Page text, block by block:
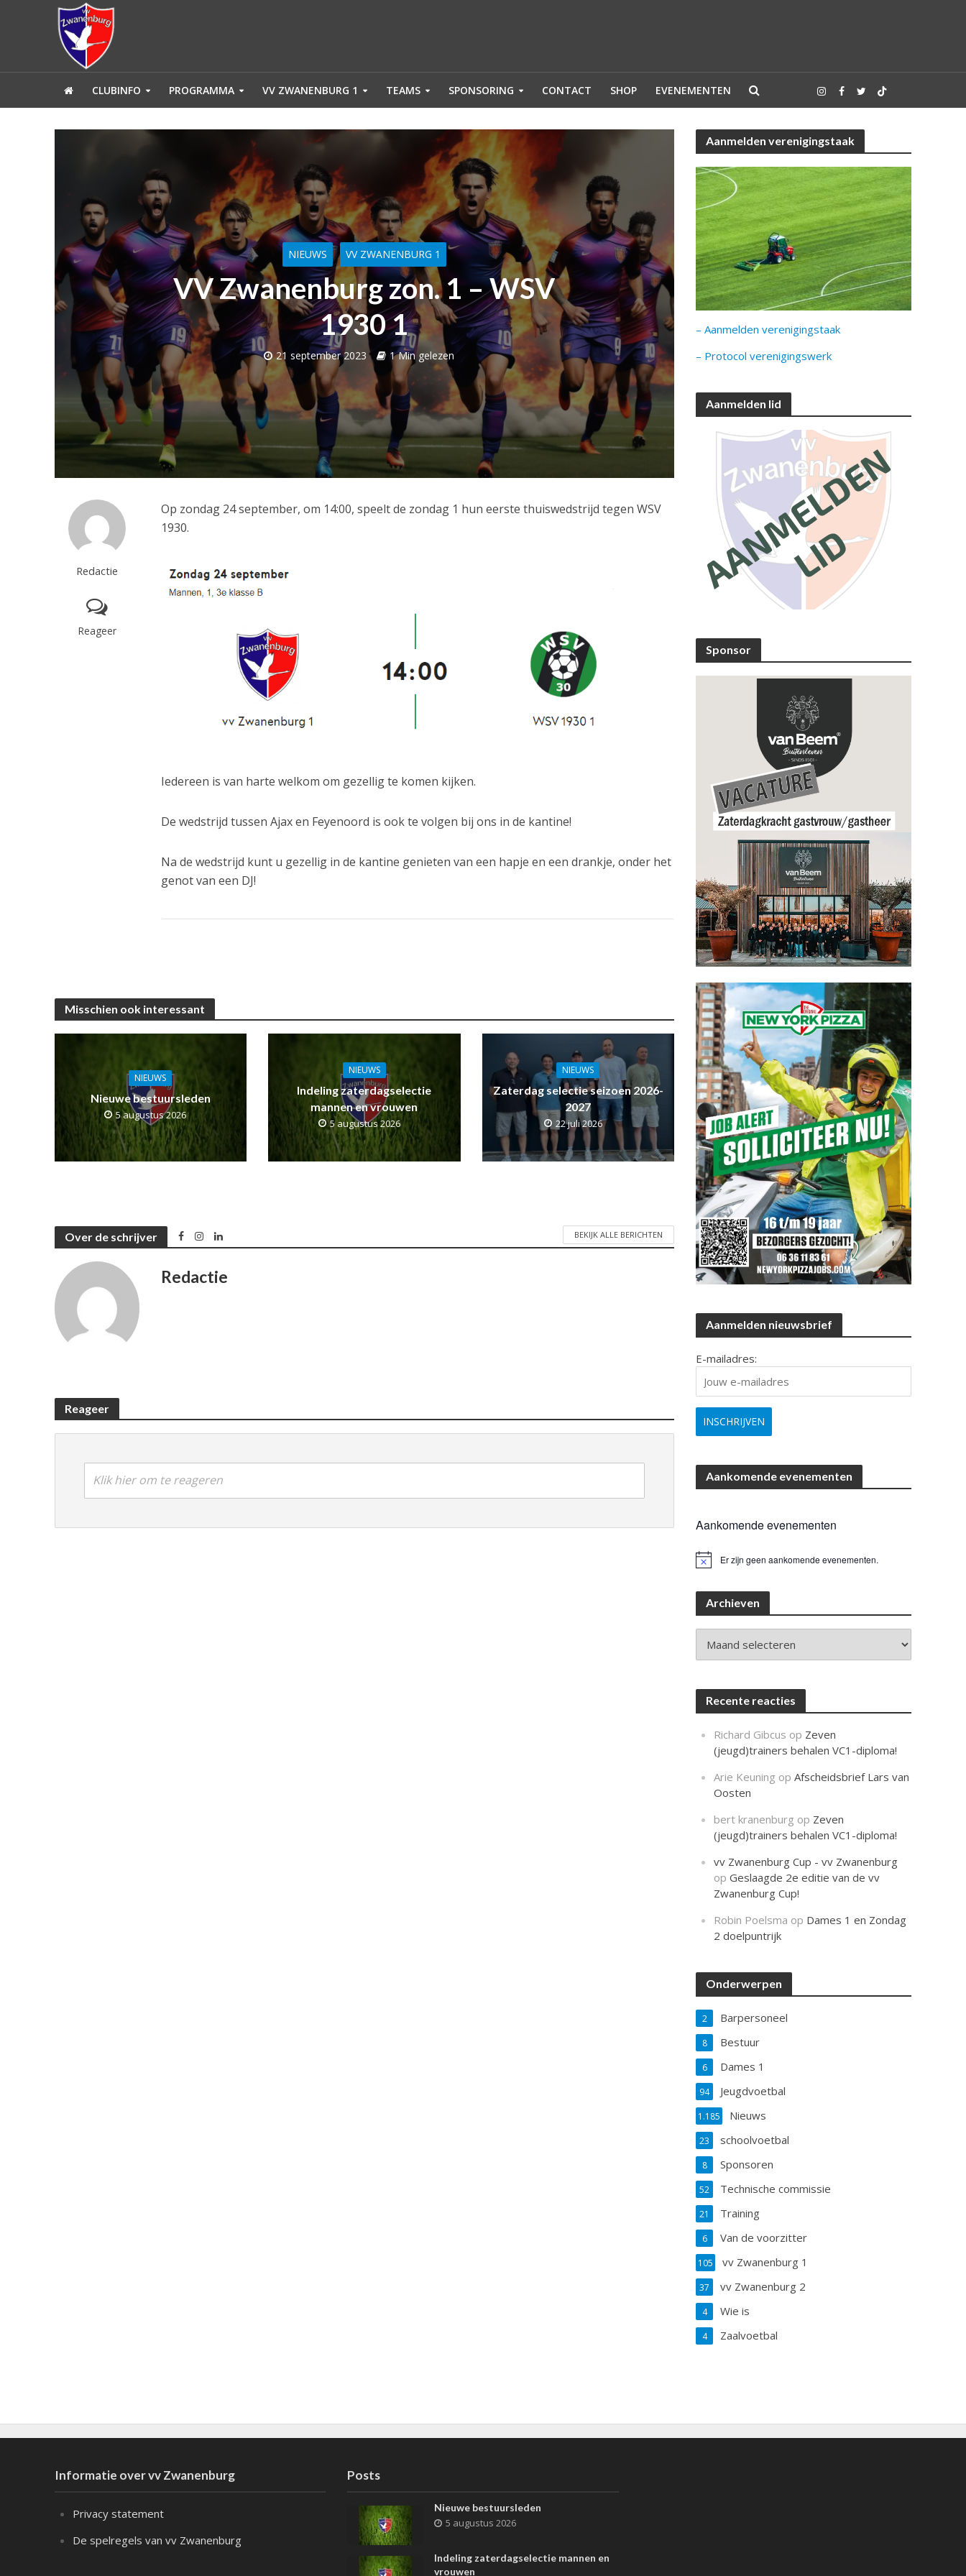
CLUBINFO PROGRAMMA VV ZWANENBURG 1 TEAMS SPONSORING CONTACT SHOP EVENEMENTEN
NIEUWS VV ZWANENBURG 1
VV Zwanenburg zon. 1 – WSV
1930 1
21 september 2023 1 Min gelezen
Redactie
Reageer
Op zondag 24 september, om 14:00, speelt de zondag 1 hun eerste thuiswedstrijd tegen WSV
1930.
Iedereen is van harte welkom om gezellig te komen kijken.
De wedstrijd tussen Ajax en Feyenoord is ook te volgen bij ons in de kantine!
Na de wedstrijd kunt u gezellig in de kantine genieten van een hapje en een drankje, onder het
genot van een DJ!
Misschien ook interessant
NIEUWS
Nieuwe bestuursleden
5 augustus 2026
NIEUWS
Indeling zaterdagselectie
mannen en vrouwen
5 augustus 2026
NIEUWS
Zaterdag selectie seizoen 2026-
2027
22 juli 2026
Over de schrijver BEKIJK ALLE BERICHTEN
Redactie
Reageer
Klik hier om te reageren
Aanmelden verenigingstaak
– Aanmelden verenigingstaak
– Protocol verenigingswerk
Aanmelden lid
Sponsor
Aanmelden nieuwsbrief
E-mailadres:
Aankomende evenementen
Aankomende evenementen
B
t
Er zijn geen aankomende evenementen.
Archieven
Recente reacties
Richard Gibcus op Zeven
(jeugd)trainers behalen VC1-diploma!
Arie Keuning opAfscheidsbrief Lars van
Oosten
bert kranenburg op Zeven
(jeugd)trainers behalen VC1-diploma!
vv Zwanenburg Cup - vv Zwanenburg
opGeslaagde 2e editie van de vv
Zwanenburg Cup!
Robin Poelsma op Dames 1 en Zondag
2 doelpuntrijk
Onderwerpen
Barpersoneel
2
Bestuur
8
Dames 1
6
Jeugdvoetbal
94
Nieuws
1.185
schoolvoetbal
23
Sponsoren
8
Technische commissie
52
Training
21
Van de voorzitter
6
vv Zwanenburg 1
105
vv Zwanenburg 2
37
Wie is
4
Zaalvoetbal
4
Informatie over vv Zwanenburg
Privacy statement
De spelregels van vv Zwanenburg
Posts
Nieuwe bestuursleden
5 augustus 2026
Indeling zaterdagselectie mannen en
vrouwen